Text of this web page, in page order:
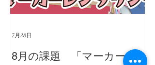
8月の課題 「マーカーレ
7月28日